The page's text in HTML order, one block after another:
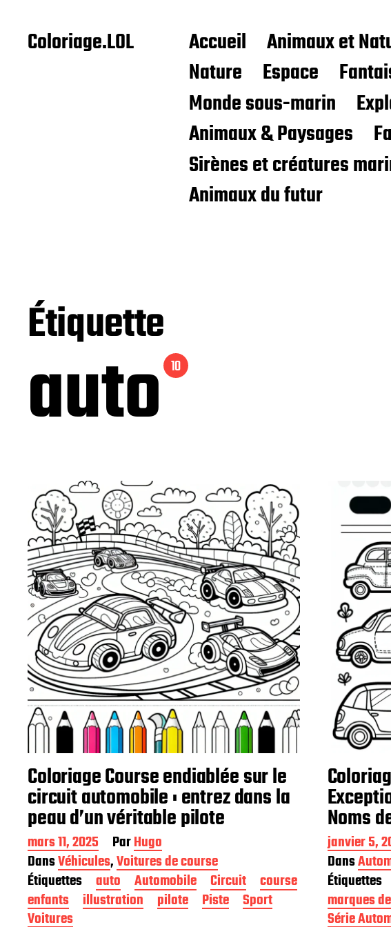
Coloriage.LOL Accueil Animaux et
Nature
Espace
Monde sous-marin
Animaux & Paysages
Sirènes et créatures
Animaux du futur
Étiquette
auto10
Coloriage Course endiablée sur le
circuit automobile : entrez dans la
peau d’un véritable pilote
D
a
t
e
d
e
mars 11, 2025 ParHugo
DansVéhicules,Voitures de course
Étiquettes
auto Automobile Circuit
course
enfants
illustration pilote Piste
Sport
Voitures
Noms
D
a
t
e
d
e
janvier 5,
Dans
Étiquettes
marques
Série